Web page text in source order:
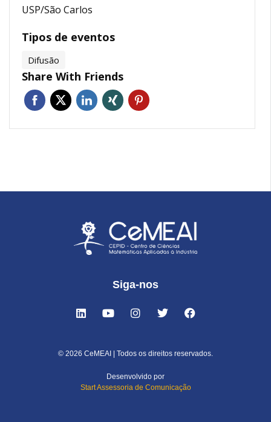
USP/São Carlos
Tipos de eventos
Difusão
Share With Friends
Siga-nos
© 2026 CeMEAI | Todos os direitos reservados.
Desenvolvido por
Start Assessoria de Comunicação